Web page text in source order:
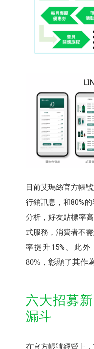
目前艾瑪絲官方帳
行銷訊息，和80%
分析，好友貼標率
式服務，消費者不
率提升15%。此外
80%，彰顯了其作
六大招募
漏斗
在官方帳號經營上